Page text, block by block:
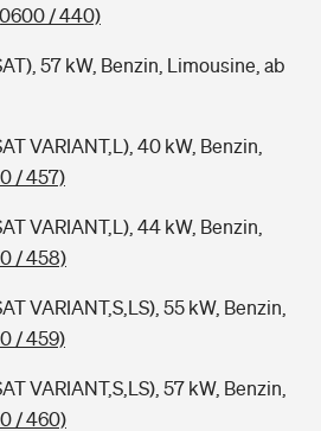
/ 440)
57 kW, Benzin, Limousine, ab
VARIANT,L), 40 kW, Benzin,
/ 457)
VARIANT,L), 44 kW, Benzin,
/ 458)
VARIANT,S,LS), 55 kW, Benzin,
/ 459)
VARIANT,S,LS), 57 kW, Benzin,
/ 460)